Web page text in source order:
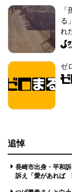
る
れ
ゼ
追悼
長崎市出身・平和
訴え「愛があれば